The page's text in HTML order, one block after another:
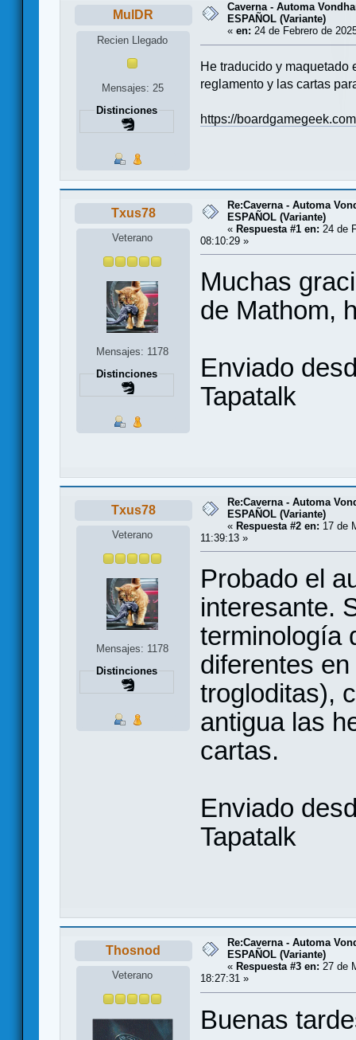
MulDR
Recien Llegado
Mensajes: 25
Distinciones
Caverna - Automa
ESPAÑOL (Variante)
« en: 24 de Febrero de
He traducido y maquetado
reglamento y las cartas
https://
Txus78
Veterano
Mensajes: 1178
Distinciones
Re:Caverna - Automa
ESPAÑOL (Variante)
« Respuesta #1 en: 24 de
08:10:29 »
Muchas
de Mathom,
Enviado
Tapatalk
Txus78
Veterano
Mensajes: 1178
Distinciones
Re:Caverna - Automa
ESPAÑOL (Variante)
« Respuesta #2 en: 17 de
11:39:13 »
Probado el
interesante.
terminología
diferentes
trogloditas),
antigua las
cartas.
Enviado
Tapatalk
Thosnod
Veterano
Re:Caverna - Automa
ESPAÑOL (Variante)
« Respuesta #3 en: 27 de
18:27:31 »
Buenas